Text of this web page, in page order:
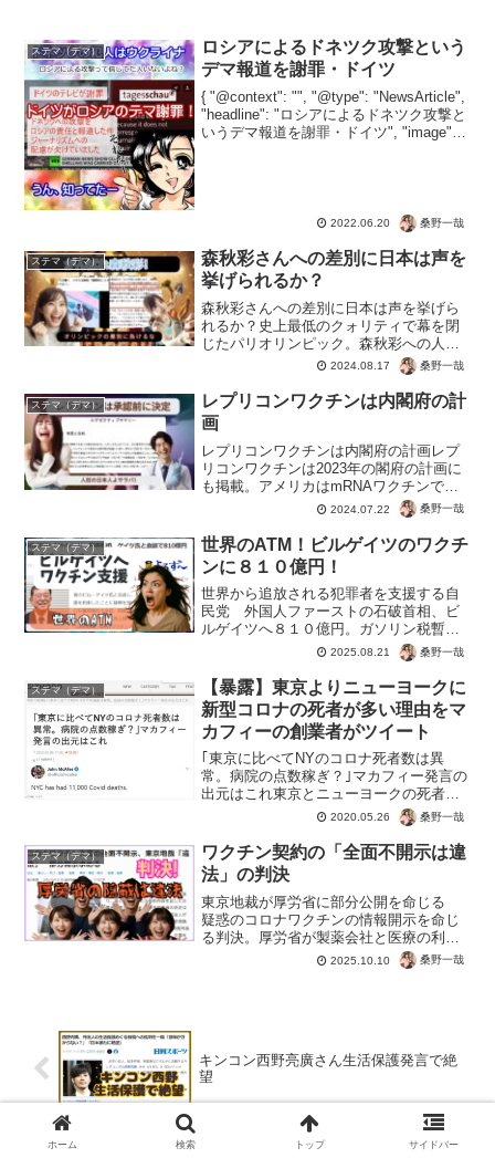
ステマ（デマ）
ロシアによるドネツク攻撃という
デマ報道を謝罪・ドイツ
{ "@context": "", "@type": "NewsArticle",
"headline": "ロシアによるドネツク攻撃と
いうデマ報道を謝罪・ドイツ", "image": [
2022.06.20 桑野一哉
ステマ（デマ）
森秋彩さんへの差別に日本は声を
挙げられるか？
森秋彩さんへの差別に日本は声を挙げら
れるか？史上最低のクォリティで幕を閉
じたパリオリンピック。森秋彩への人種
差別とも言える大問題に、日本のマスゴ
ミはしょぼ記事だけ。LGBTQなんてバカ
なことじゃなく、根本的な差別をなくす
のが優先でしょう。見...
2024.08.17 桑野一哉
ステマ（デマ）
レプリコンワクチンは内閣府の計
画
レプリコンワクチンは内閣府の計画レプ
リコンワクチンは2023年の閣府の計画に
も掲載。アメリカはmRNAワクチンで大
勢の命を救ったので、日本も作るべき。
承認は１１月なので、承認前にもうシナ
リオありき。次の感染症危機において迅
速な国民へのワクチ...
2024.07.22 桑野一哉
ステマ（デマ）
世界のATM！ビルゲイツのワクチ
ンに８１０億円！
世界から追放される犯罪者を支援する自
民党 外国人ファーストの石破首相、ビ
ルゲイツへ８１０億円。ガソリン税暫定
税率廃止や消費減税の財源はないが、犯
罪者への財源はある不思議。もう世界で
はワクチンの効果がバレて、打つのは知
らぬ者ばかり。事実、アフ...
2025.08.21 桑野一哉
ステマ（デマ）
【暴露】東京よりニューヨークに
新型コロナの死者が多い理由をマ
カフィーの創業者がツイート
｢東京に比べてNYのコロナ死者数は異
常。病院の点数稼ぎ？｣マカフィー発言の
出元はこれ東京とニューヨークの死者が
違いすぎない？新型コロナでニューヨー
クの死者は1万人超え。東京は今でも1000
人にも満たない。 人口密度は世界一、
ロックダウンもな...
2020.05.26 桑野一哉
ステマ（デマ）
ワクチン契約の「全面不開示は違
法」の判決
東京地裁が厚労省に部分公開を命じる
疑惑のコロナワクチンの情報開示を命じ
る判決。厚労省が製薬会社と医療の利益
を守るため、情報開示を拒否。これに対
し開示を求めた裁判で、厚労省の違法と
2025.10.10 桑野一哉
キンコン西野亮廣さん生活保護発言で絶
望
ホーム 検索 トップ サイドバー